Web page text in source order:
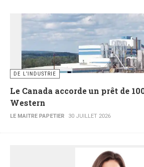
DE L’INDUSTRIE
Le Canada accorde un prêt de
Western
LE MAITRE PAPETIER 30 JUILLET 2026